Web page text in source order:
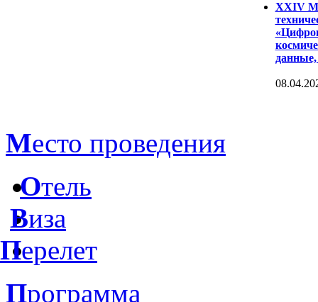
XXIV
данные,
Место проведения
Отель
Виза
Перелет
Программа